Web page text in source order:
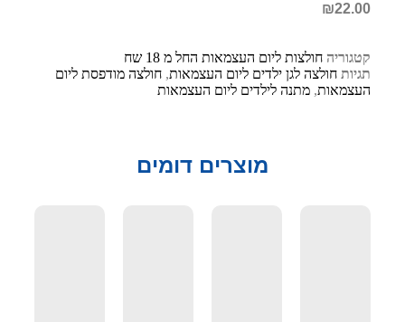
₪22.00
קטגוריה חולצות ליום העצמאות החל מ 18 שח
תגיות חולצה לגן ילדים ליום העצמאות, חולצה מודפסת ליום
העצמאות, מתנה לילדים ליום העצמאות
מוצרים דומים